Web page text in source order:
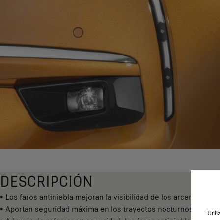
DESCRIPCIÓN
• Los faros antiniebla mejoran la visibilidad de los arcenes de
• Aportan seguridad máxima en los trayectos nocturnos o los